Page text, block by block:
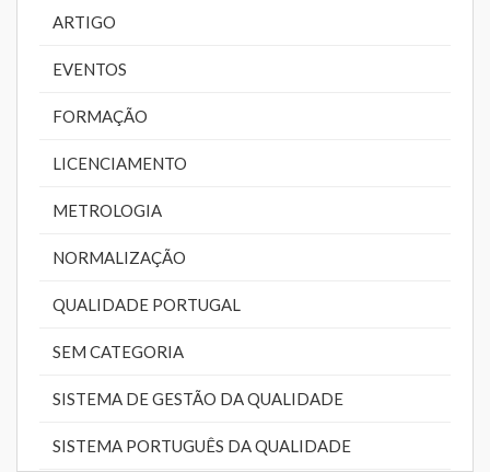
ARTIGO
EVENTOS
FORMAÇÃO
LICENCIAMENTO
METROLOGIA
NORMALIZAÇÃO
QUALIDADE PORTUGAL
SEM CATEGORIA
SISTEMA DE GESTÃO DA QUALIDADE
SISTEMA PORTUGUÊS DA QUALIDADE